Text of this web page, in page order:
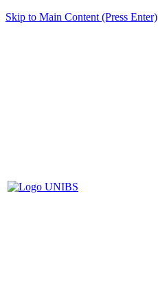
Skip to Main Content (Press Enter)